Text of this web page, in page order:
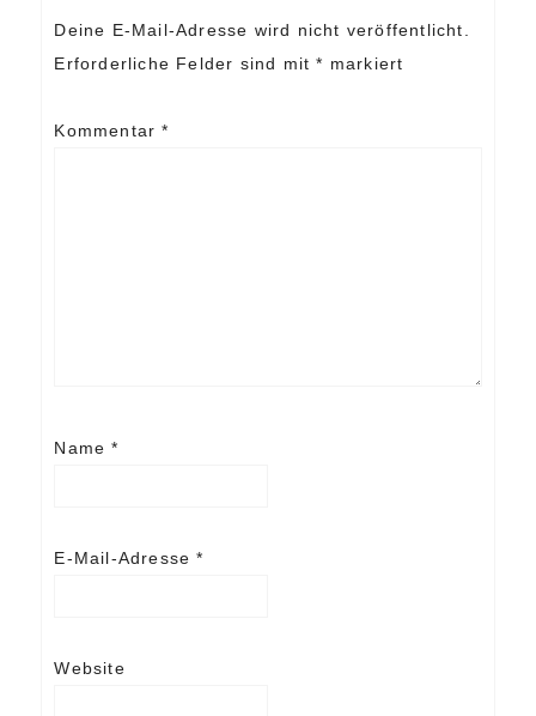
Deine E-Mail-Adresse wird nicht veröffentlicht.
Erforderliche Felder sind mit* markiert
Kommentar*
Name*
E-Mail-Adresse*
Website